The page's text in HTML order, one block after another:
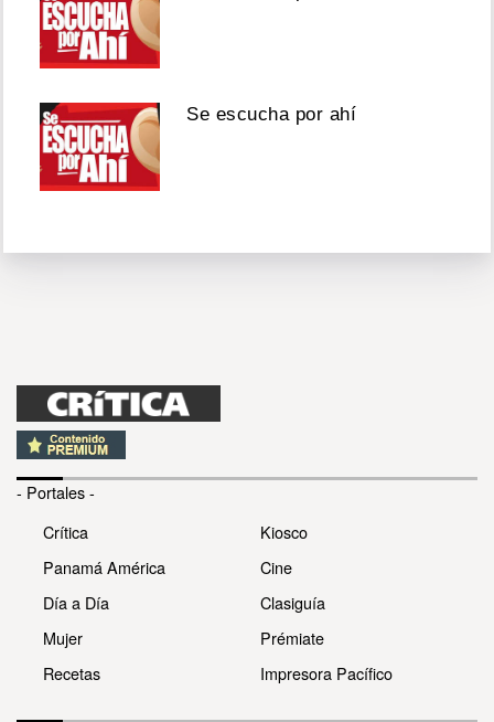
Se escucha por ahí
- Portales -
Crítica
Panamá América
Día a Día
Mujer
Recetas
Kiosco
Cine
Clasiguía
Prémiate
Impresora Pacífico